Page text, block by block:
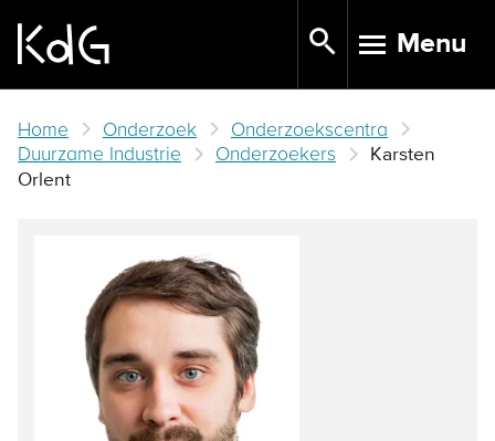
main
TOGGLE
Menu
Home Onderzoek
Onderzoekscentra
Duurzame Industrie
Onderzoekers
Karsten
Orlent